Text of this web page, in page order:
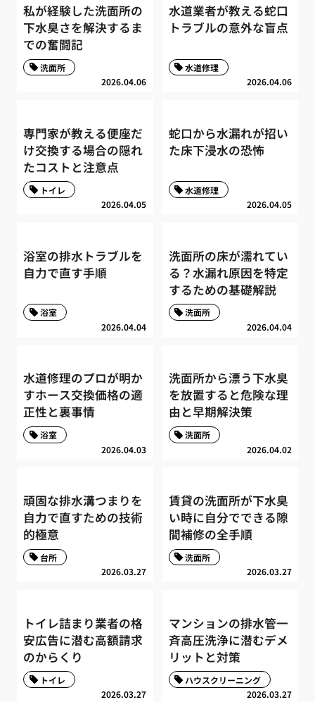
私が経験した洗面所の
下水臭さを解決するま
での奮闘記
2026.04.06
洗面所
水道業者が教える蛇口
トラブルの意外な盲点
2026.04.06
水道修理
専門家が教える便座だ
け交換する場合の隠れ
たコストと注意点
2026.04.05
トイレ
蛇口から水漏れが招い
た床下浸水の恐怖
2026.04.05
水道修理
浴室の排水トラブルを
自力で直す手順
2026.04.04
浴室
洗面所の床が濡れてい
る？水漏れ原因を特定
するための基礎解説
2026.04.04
洗面所
水道修理のプロが明か
すホース交換価格の適
正性と裏事情
2026.04.03
浴室
洗面所から漂う下水臭
を放置すると危険な理
由と早期解決策
2026.04.02
洗面所
頑固な排水溝つまりを
自力で直すための技術
的極意
2026.03.27
台所
賃貸の洗面所が下水臭
い時に自分でできる隙
間補修の全手順
2026.03.27
洗面所
トイレ詰まり業者の格
安広告に潜む高額請求
のからくり
2026.03.27
トイレ
マンションの排水管一
斉高圧洗浄に潜むデメ
リットと対策
2026.03.27
ハウスクリーニング